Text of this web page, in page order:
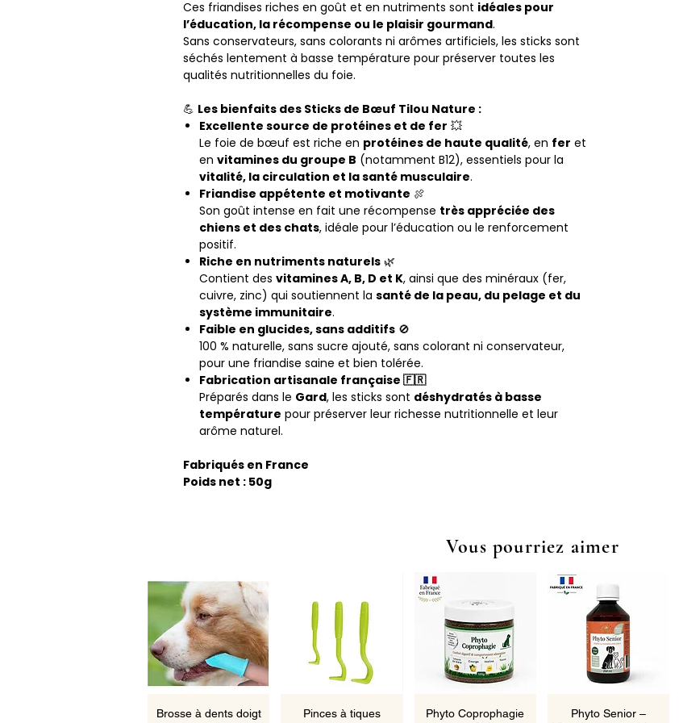
Ces friandises riches en goût et en nutriments sont idéales pour
l’éducation, la récompense ou le plaisir gourmand.
Sans conservateurs, sans colorants ni arômes artificiels, les sticks sont
séchés lentement à basse température pour préserver toutes les
qualités nutritionnelles du foie.
💪 Les bienfaits des Sticks de Bœuf Tilou Nature :
Excellente source de protéines et de fer 💥
Le foie de bœuf est riche en protéines de haute qualité, en fer et
en vitamines du groupe B (notamment B12), essentiels pour la
vitalité, la circulation et la santé musculaire.
Friandise appétente et motivante 🍖
Son goût intense en fait une récompense très appréciée des
chiens et des chats, idéale pour l’éducation ou le renforcement
positif.
Riche en nutriments naturels 🌿
Contient des vitamines A, B, D et K, ainsi que des minéraux (fer,
cuivre, zinc) qui soutiennent la santé de la peau, du pelage et du
système immunitaire.
Faible en glucides, sans additifs 🚫
100 % naturelle, sans sucre ajouté, sans colorant ni conservateur,
pour une friandise saine et bien tolérée.
Fabrication artisanale française 🇫🇷
Préparés dans le Gard, les sticks sont déshydratés à basse
température pour préserver leur richesse nutritionnelle et leur
arôme naturel.
Fabriqués en France
Poids net : 50g
Vous pourriez aimer
Aperçu rapide
Brosse à dents doigt
Aperçu rapide
Pinces à tiques Aperçu rapide
Phyto Coprophagie
Aperçu rapide
Phyto Senior –